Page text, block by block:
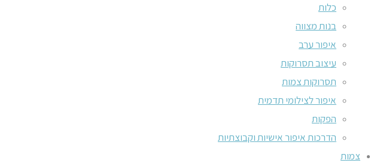
כלות
בנות מצווה
איפור ערב
עיצוב תסרוקות
תסרוקות צמות
איפור לצילומי תדמית
הפקות
הדרכות איפור אישיות וקבוצתיות
צמות